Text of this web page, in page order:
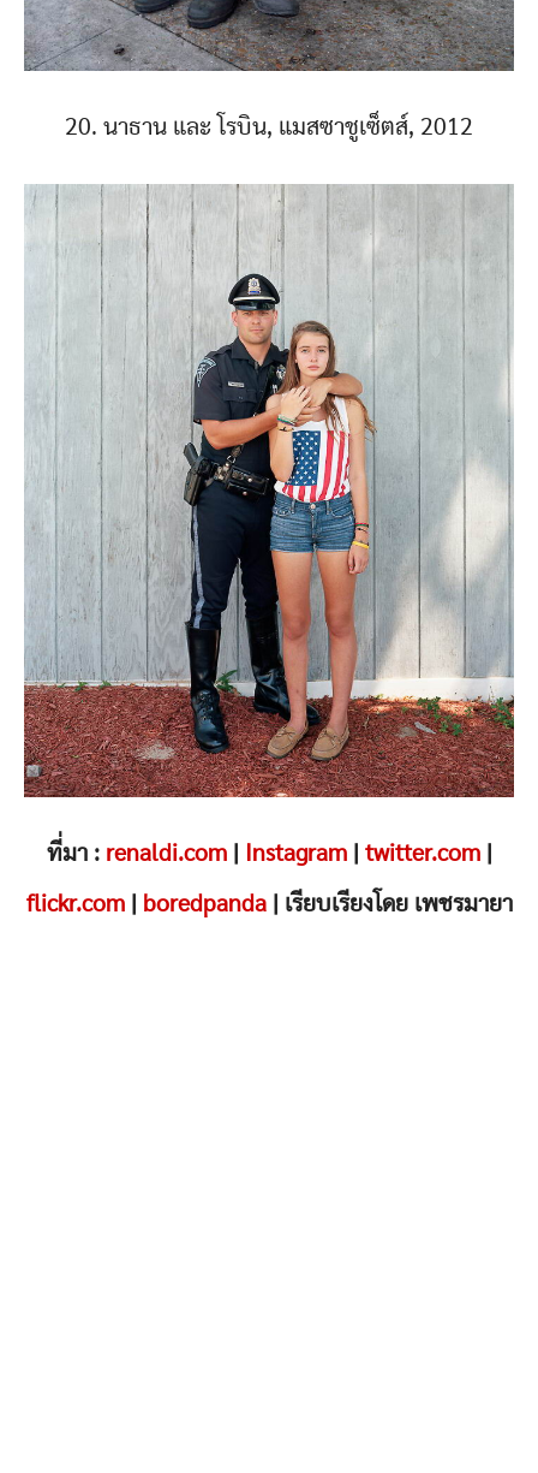
20. นาธาน และ โรบิน, แมสซาชูเซ็ตส์, 2012
ที่มา : renaldi.com| Instagram| twitter.com|
flickr.com| boredpanda| เรียบเรียงโดย เพชรมายา